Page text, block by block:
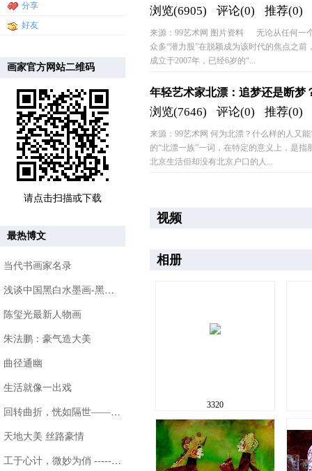
分享
好友
画家官方网站二维码
请点击扫描或下载
最热博文
当代书画家名录
陈玺光最新人物画
朱法鹏：豪气造大美
曲径通幽
生活就像一出戏
天地大美 丝路豪情
浏览(6905) 评论(0) 推荐(0)
来源：99艺术网 图片资料 无论从任何一
众多“潜力股”在脱颖成为该时代的焦点之
成立于2007年，已经6岁的“...
年轻艺术家北漂：追梦还是断梦
浏览(7646) 评论(0) 推荐(0)
来源：99艺术网 何为北漂？什么样的人又
的“北漂一族”一词，在特定的意义上，是
北京生活但却没有北京户口的人...
视频
相册
3320